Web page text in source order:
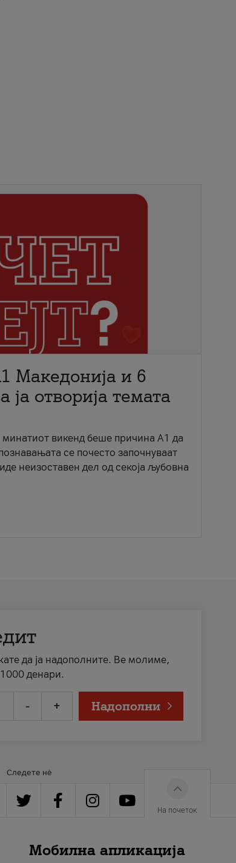
Македонија и 6
отворија темата
викенд беше причина А1 да
се почесто започнуваат
неизоставен дел од секоја љубовна
да ја надополните. Ве молиме,
денари.
- + Надополни
Следете нè
На почеток
Мобилна апликација